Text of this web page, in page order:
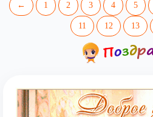
← 1 2 3 4 5
11 12 13